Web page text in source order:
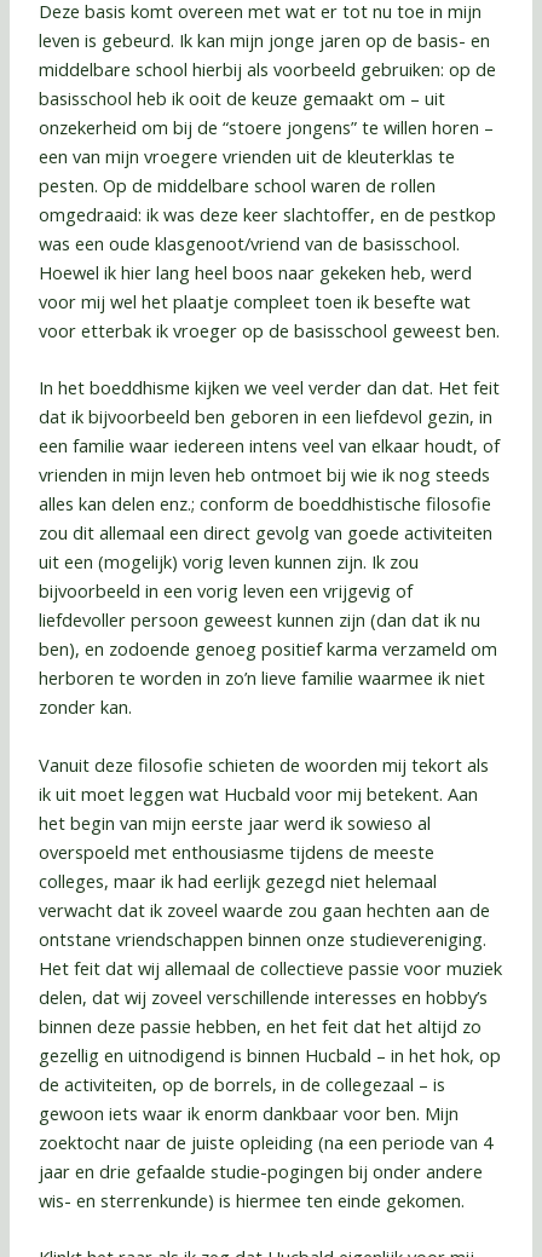
Deze basis komt overeen met wat er tot nu toe in mijn
leven is gebeurd. Ik kan mijn jonge jaren op de basis- en
middelbare school hierbij als voorbeeld gebruiken: op de
basisschool heb ik ooit de keuze gemaakt om – uit
onzekerheid om bij de “stoere jongens” te willen horen –
een van mijn vroegere vrienden uit de kleuterklas te
pesten. Op de middelbare school waren de rollen
omgedraaid: ik was deze keer slachtoffer, en de pestkop
was een oude klasgenoot/vriend van de basisschool.
Hoewel ik hier lang heel boos naar gekeken heb, werd
voor mij wel het plaatje compleet toen ik besefte wat
voor etterbak ik vroeger op de basisschool geweest ben.
In het boeddhisme kijken we veel verder dan dat. Het feit
dat ik bijvoorbeeld ben geboren in een liefdevol gezin, in
een familie waar iedereen intens veel van elkaar houdt, of
vrienden in mijn leven heb ontmoet bij wie ik nog steeds
alles kan delen enz.; conform de boeddhistische filosofie
zou dit allemaal een direct gevolg van goede activiteiten
uit een (mogelijk) vorig leven kunnen zijn. Ik zou
bijvoorbeeld in een vorig leven een vrijgevig of
liefdevoller persoon geweest kunnen zijn (dan dat ik nu
ben), en zodoende genoeg positief karma verzameld om
herboren te worden in zo’n lieve familie waarmee ik niet
zonder kan.
Vanuit deze filosofie schieten de woorden mij tekort als
ik uit moet leggen wat Hucbald voor mij betekent. Aan
het begin van mijn eerste jaar werd ik sowieso al
overspoeld met enthousiasme tijdens de meeste
colleges, maar ik had eerlijk gezegd niet helemaal
verwacht dat ik zoveel waarde zou gaan hechten aan de
ontstane vriendschappen binnen onze studievereniging.
Het feit dat wij allemaal de collectieve passie voor muziek
delen, dat wij zoveel verschillende interesses en hobby’s
binnen deze passie hebben, en het feit dat het altijd zo
gezellig en uitnodigend is binnen Hucbald – in het hok, op
de activiteiten, op de borrels, in de collegezaal – is
gewoon iets waar ik enorm dankbaar voor ben. Mijn
zoektocht naar de juiste opleiding (na een periode van 4
jaar en drie gefaalde studie-pogingen bij onder andere
wis- en sterrenkunde) is hiermee ten einde gekomen.